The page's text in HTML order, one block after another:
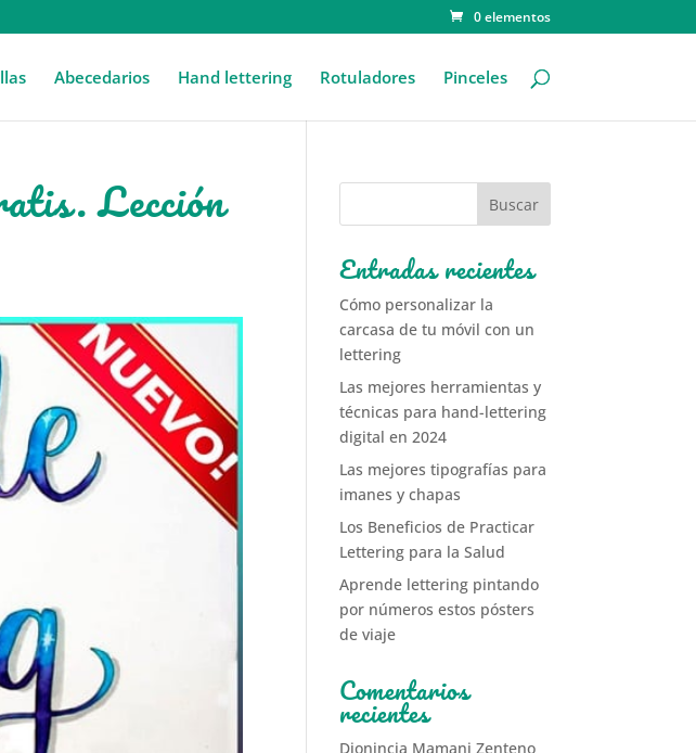
0 elementos
Abecedarios Hand lettering Rotuladores Pinceles
Lección
Entradas recientes
Cómo personalizar la
carcasa de tu móvil con un
lettering
Las mejores herramientas y
técnicas para hand-lettering
digital en 2024
Las mejores tipografías para
imanes y chapas
Los Beneficios de Practicar
Lettering para la Salud
Aprende lettering pintando
por números estos pósters
de viaje
Comentarios
recientes
Dionincia Mamani Zenteno